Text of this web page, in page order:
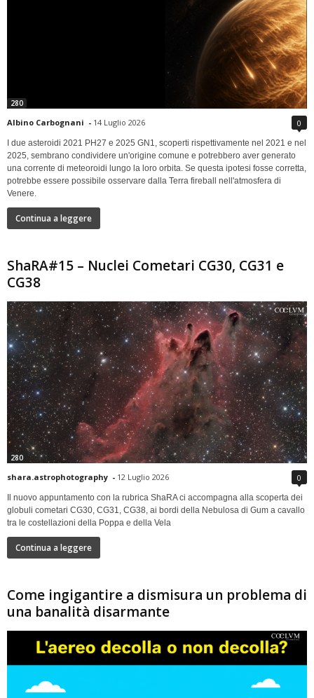
280
Albino Carbognani - 14 Luglio 2026 0
I due asteroidi 2021 PH27 e 2025 GN1, scoperti rispettivamente nel 2021 e nel
2025, sembrano condividere un'origine comune e potrebbero aver generato
una corrente di meteoroidi lungo la loro orbita. Se questa ipotesi fosse corretta,
potrebbe essere possibile osservare dalla Terra fireball nell'atmosfera di
Venere.
Continua a leggere
ShaRA#15 – Nuclei Cometari CG30, CG31 e
CG38
280
shara.astrophotography - 12 Luglio 2026 0
Il nuovo appuntamento con la rubrica ShaRA ci accompagna alla scoperta dei
globuli cometari CG30, CG31, CG38, ai bordi della Nebulosa di Gum a cavallo
tra le costellazioni della Poppa e della Vela
Continua a leggere
Come ingigantire a dismisura un problema di
una banalità disarmante